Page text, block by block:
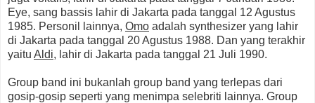
Eye, sang bassis lahir di Jakarta pada tanggal 12 Agustus
1985. Personil lainnya, Omo adalah synthesizer yang lahir
di Jakarta pada tanggal 20 Agustus 1988. Dan yang terakhir
yaitu Aldi, lahir di Jakarta pada tanggal 21 Juli 1990.
Group band ini bukanlah group band yang terlepas dari
gosip-gosip seperti yang menimpa selebriti lainnya. Group